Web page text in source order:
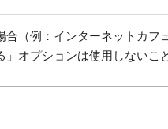
（例：インターネットカフ
オプションは使用しないこ